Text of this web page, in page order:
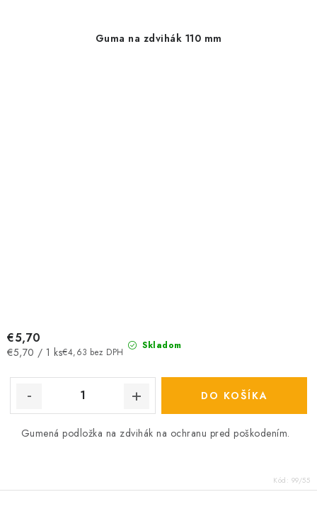
Guma na zdvihák 110 mm
Skladom
€4,63 bez DPH
€5,70
Jednotková
€5,70 / 1 ks
DO KOŠÍKA
Gumená podložka na zdvihák na ochranu pred poškodením.
Kód: 99/55